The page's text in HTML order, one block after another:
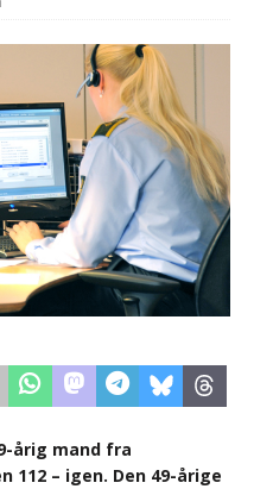
årig mand fra
– igen. Den 49-årige